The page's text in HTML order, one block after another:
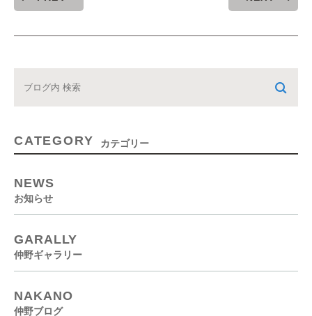
CATEGORY カテゴリー
NEWS
お知らせ
GARALLY
仲野ギャラリー
NAKANO
仲野ブログ